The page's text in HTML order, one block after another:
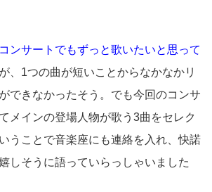
ンサートでもずっと歌いたいと思って
、1つの曲が短いことからなかなかリ
できなかったそう。でも今回のコンサ
メインの登場人物が歌う3曲をセレク
うことで音楽座にも連絡を入れ、快諾
しそうに語っていらっしゃいました